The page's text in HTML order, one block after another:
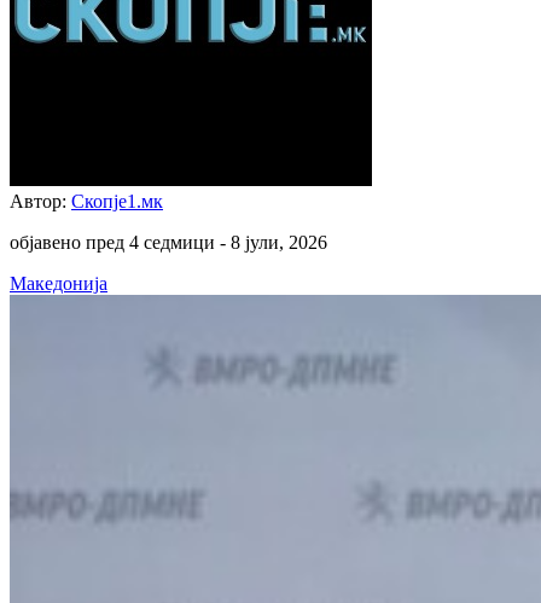
Автор: Скопје1.мк
објавено пред 4 седмици - 8 јули, 2026
Македонија